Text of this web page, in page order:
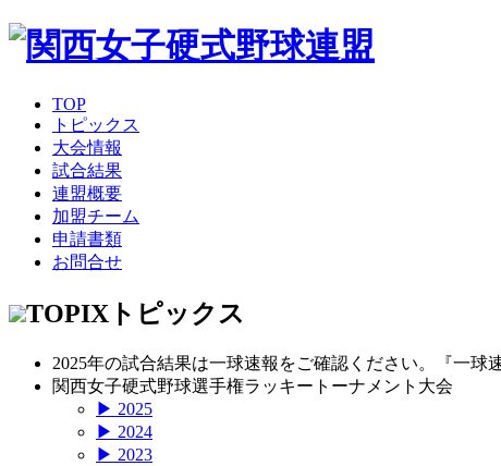
TOP
トピックス
大会情報
試合結果
連盟概要
加盟チーム
申請書類
お問合せ
TOPIX トピックス
2025年の試合結果は一球速報をご確認ください。『一球
関西女子硬式野球選手権ラッキートーナメント大会
▶ 2025
▶ 2024
▶ 2023